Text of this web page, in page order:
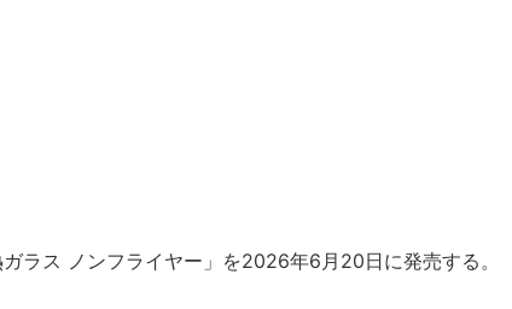
ラス ノンフライヤー」を2026年6月20日に発売する。